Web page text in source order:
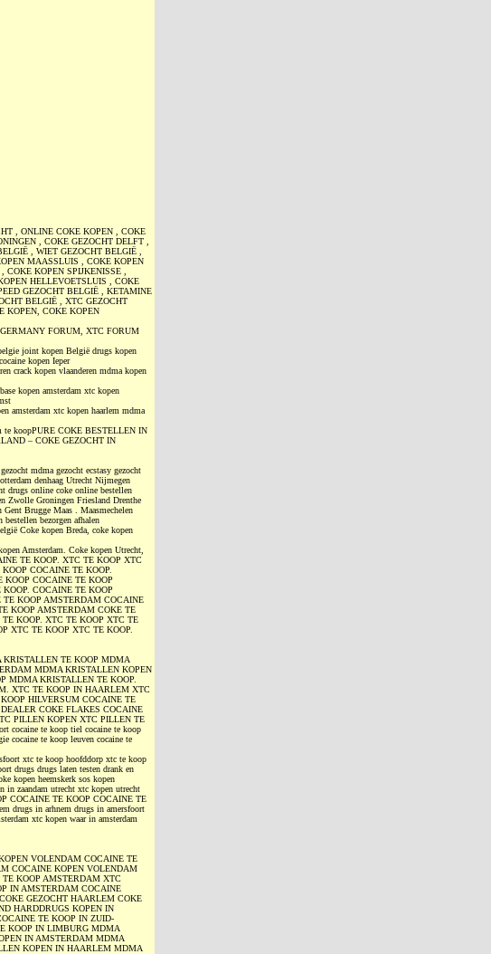
, ONLINE COKE KOPEN , COKE
, COKE GEZOCHT DELFT ,
, WIET GEZOCHT BELGIË ,
MAASSLUIS , COKE KOPEN
KOPEN SPIJKENISSE ,
HELLEVOETSLUIS , COKE
GEZOCHT BELGIË , KETAMINE
BELGIË , XTC GEZOCHT
KOPEN, COKE KOPEN
FORUM, XTC FORUM
joint kopen België drugs kopen
kopen Ieper
crack kopen vlaanderen mdma kopen
kopen amsterdam xtc kopen
amsterdam xtc kopen haarlem mdma
te koopPURE COKE BESTELLEN IN
– COKE GEZOCHT IN
mdma gezocht ecstasy gezocht
denhaag Utrecht Nijmegen
drugs online coke online bestellen
Zwolle Groningen Friesland Drenthe
Brugge Maas . Maasmechelen
bezorgen afhalen
Coke kopen Breda, coke kopen
Amsterdam. Coke kopen Utrecht,
TE KOOP. XTC TE KOOP XTC
COCAINE TE KOOP.
KOOP COCAINE TE KOOP
COCAINE TE KOOP
KOOP AMSTERDAM COCAINE
KOOP AMSTERDAM COKE TE
KOOP. XTC TE KOOP XTC TE
XTC TE KOOP XTC TE KOOP.
TE KOOP MDMA
MDMA KRISTALLEN KOPEN
MDMA KRISTALLEN TE KOOP.
XTC TE KOOP IN HAARLEM XTC
HILVERSUM COCAINE TE
COKE FLAKES COCAINE
PILLEN KOPEN XTC PILLEN TE
cocaine te koop tiel cocaine te koop
cocaine te koop leuven cocaine te
xtc te koop hoofddorp xtc te koop
drugs drugs laten testen drank en
kopen heemskerk sos kopen
in zaandam utrecht xtc kopen utrecht
COCAINE TE KOOP COCAINE TE
drugs in arhnem drugs in amersfoort
xtc kopen waar in amsterdam
VOLENDAM COCAINE TE
COCAINE KOPEN VOLENDAM
KOOP AMSTERDAM XTC
IN AMSTERDAM COCAINE
GEZOCHT HAARLEM COKE
HARDDRUGS KOPEN IN
TE KOOP IN ZUID-
KOOP IN LIMBURG MDMA
IN AMSTERDAM MDMA
KOPEN IN HAARLEM MDMA